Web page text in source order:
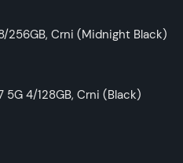
256GB, Crni (Midnight Black)
5G 4/128GB, Crni (Black)